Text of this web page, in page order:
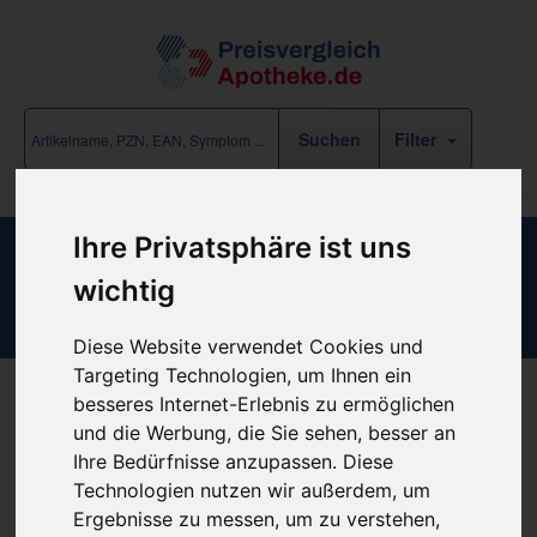
Ihre Privatsphäre ist uns
wichtig
Diese Website verwendet Cookies und
Targeting Technologien, um Ihnen ein
besseres Internet-Erlebnis zu ermöglichen
und die Werbung, die Sie sehen, besser an
Ihre Bedürfnisse anzupassen. Diese
Technologien nutzen wir außerdem, um
Ergebnisse zu messen, um zu verstehen,
Filter
Es wurden keine Produkte zu Ihrer Suchanfrage gefunden!
Vorschläge